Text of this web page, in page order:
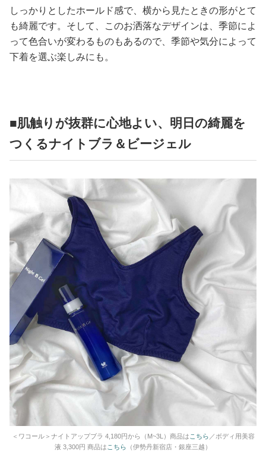
しっかりとしたホールド感で、横から見たときの形がとて
も綺麗です。そして、このお洒落なデザインは、季節によ
って色合いが変わるものもあるので、季節や気分によって
下着を選ぶ楽しみにも。
■肌触りが抜群に心地よい、明日の綺麗を
つくるナイトブラ＆ビージェル
＜ワコール＞ナイトアップブラ 4,180円から（M~3L）商品は こちら ／ボディ用美容
液 3,300円 商品は こちら （伊勢丹新宿店・銀座三越）